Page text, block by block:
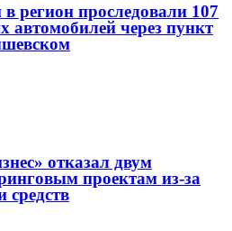
в регион проследовали 107
автомобилей через пункт
отказал двум
проектам из-за
средств